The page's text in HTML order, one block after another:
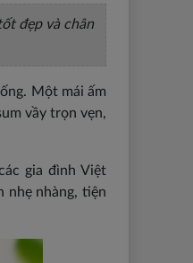
đẹp và chân
Một mái ấm
vầy trọn vẹn,
gia đình Việt
nhẹ nhàng, tiện